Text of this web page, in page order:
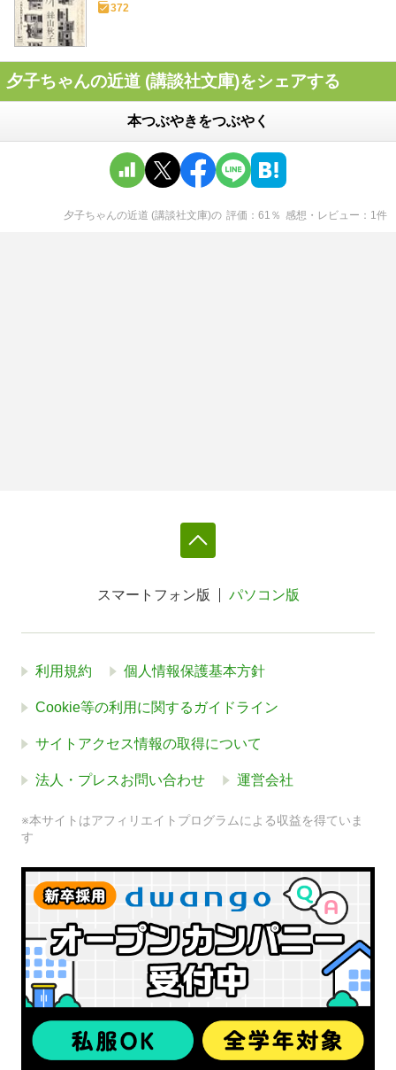
372
夕子ちゃんの近道 (講談社文庫)をシェアする
本つぶやきをつぶやく
夕子ちゃんの近道 (講談社文庫)の 評価 61 ％ 感想・レビュー 1件
スマートフォン版 パソコン版
利用規約 個人情報保護基本方針
Cookie等の利用に関するガイドライン
サイトアクセス情報の取得について
法人・プレスお問い合わせ 運営会社
※本サイトはアフィリエイトプログラムによる収益を得ていま
す